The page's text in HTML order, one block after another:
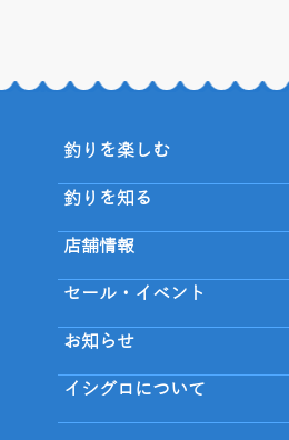
釣りを楽しむ
釣りを知る
店舗情報
セール・イベント
お知らせ
イシグロについて